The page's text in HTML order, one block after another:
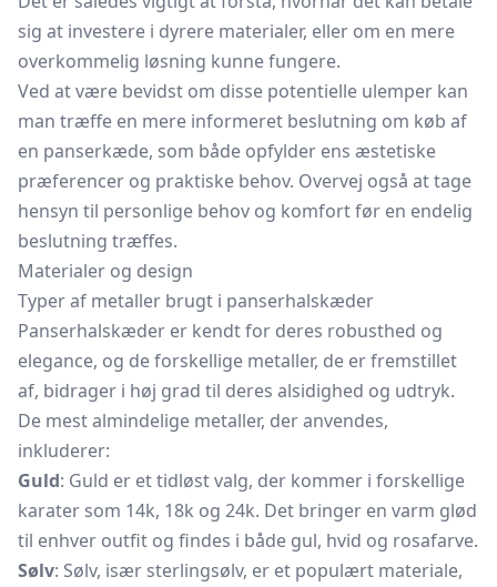
sig at investere i dyrere materialer, eller om en mere
overkommelig løsning kunne fungere.
Ved at være bevidst om disse potentielle ulemper kan
man træffe en mere informeret beslutning om køb af
en panserkæde, som både opfylder ens æstetiske
præferencer og praktiske behov. Overvej også at tage
hensyn til personlige behov og komfort før en endelig
beslutning træffes.
Materialer og design
Typer af metaller brugt i panserhalskæder
Panserhalskæder er kendt for deres robusthed og
elegance, og de forskellige metaller, de er fremstillet
af, bidrager i høj grad til deres alsidighed og udtryk.
De mest almindelige metaller, der anvendes,
inkluderer:
Guld: Guld er et tidløst valg, der kommer i forskellige
karater som 14k, 18k og 24k. Det bringer en varm glød
til enhver outfit og findes i både gul, hvid og rosafarve.
Sølv: Sølv, især sterlingsølv, er et populært materiale,